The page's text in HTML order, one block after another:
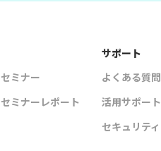
セミナー
セミナーレポート
サポート
よくある質問
活用サポート
セキュリティ